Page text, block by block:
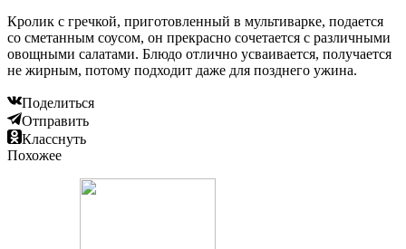
Кролик с гречкой, приготовленный в мультиварке, подается
со сметанным соусом, он прекрасно сочетается с различными
овощными салатами. Блюдо отлично усваивается, получается
не жирным, потому подходит даже для позднего ужина.
Поделиться
Отправить
Класснуть
Похожее